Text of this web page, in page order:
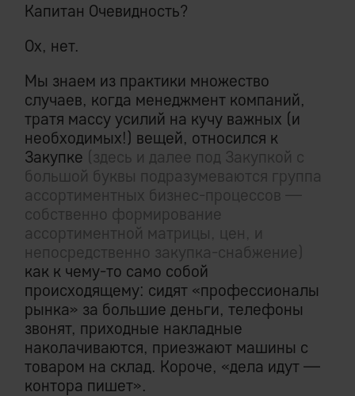
Капитан Очевидность?
Ох, нет.
Мы знаем из практики множество
случаев, когда менеджмент компаний,
тратя массу усилий на кучу важных (и
необходимых!) вещей, относился к
Закупке (здесь и далее под Закупкой с
большой буквы подразумеваются группа
ассортиментных бизнес-процессов —
собственно формирование
ассортиментной матрицы, цен, и
непосредственно закупка-снабжение)
как к чему-то само собой
происходящему: сидят «профессионалы
рынка» за большие деньги, телефоны
звонят, приходные накладные
наколачиваются, приезжают машины с
товаром на склад. Короче, «дела идут —
контора пишет».